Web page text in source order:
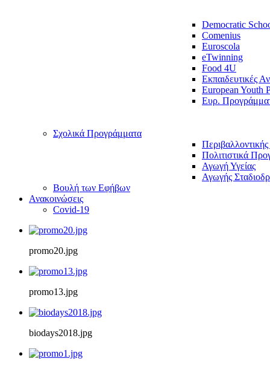
Democratic
Comenius
Euroscola
eTwinning
Food 4U
Εκπαιδευτικές
European Youth
Ευρ.
Σχολικά Προγράμματα
Πολιτιστικά
Αγωγή Υγείας
Αγωγής
Βουλή των Εφήβων
Ανακοινώσεις
Covid-19
promo20.jpg
promo13.jpg
biodays2018.jpg